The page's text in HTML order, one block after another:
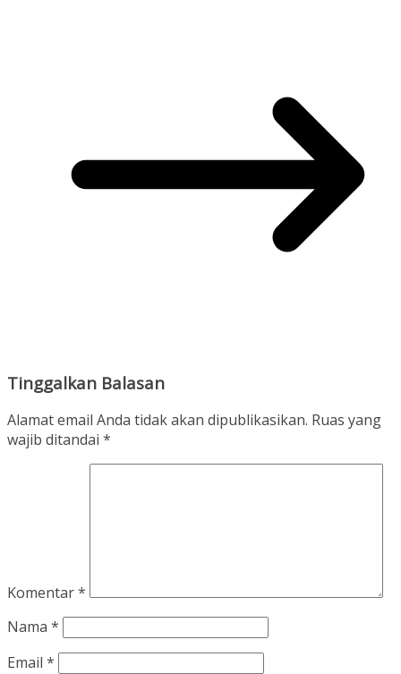
Tinggalkan Balasan
Alamat email Anda tidak akan dipublikasikan. Ruas yang
wajib ditandai *
Komentar*
Nama *
Email *